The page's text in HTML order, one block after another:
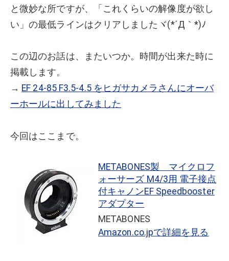
と微妙な所ですが、「これくらいの解像度が欲し
い」の最低ラインはクリアしましたヾ(*´Д｀*)ﾉ
この辺のお話は、またいつか。時間が出来た時に
掲載します。
→ EF 24-85 F3.5-4.5 をヒガサカメラさんにオーバ
ーホールに出してみました
今回はここまで。
METABONES製 マイクロフ
ォーサーズ M4/3用 電子接点
付キャノンEF Speedbooster
アダプター
METABONES
Amazon.co.jpで詳細を見る